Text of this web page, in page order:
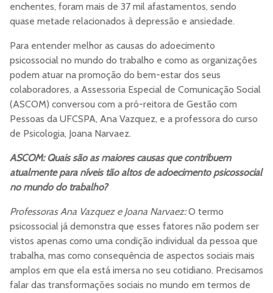
enchentes, foram mais de 37 mil afastamentos, sendo
quase metade relacionados à depressão e ansiedade.
Para entender melhor as causas do adoecimento
psicossocial no mundo do trabalho e como as organizações
podem atuar na promoção do bem-estar dos seus
colaboradores, a Assessoria Especial de Comunicação Social
(ASCOM) conversou com a pró-reitora de Gestão com
Pessoas da UFCSPA, Ana Vazquez, e a professora do curso
de Psicologia, Joana Narvaez.
ASCOM: Quais são as maiores causas que contribuem
atualmente para níveis tão altos de adoecimento psicossocial
no mundo do trabalho?
Professoras Ana Vazquez e Joana Narvaez:O termo
psicossocial já demonstra que esses fatores não podem ser
vistos apenas como uma condição individual da pessoa que
trabalha, mas como consequência de aspectos sociais mais
amplos em que ela está imersa no seu cotidiano. Precisamos
falar das transformações sociais no mundo em termos de